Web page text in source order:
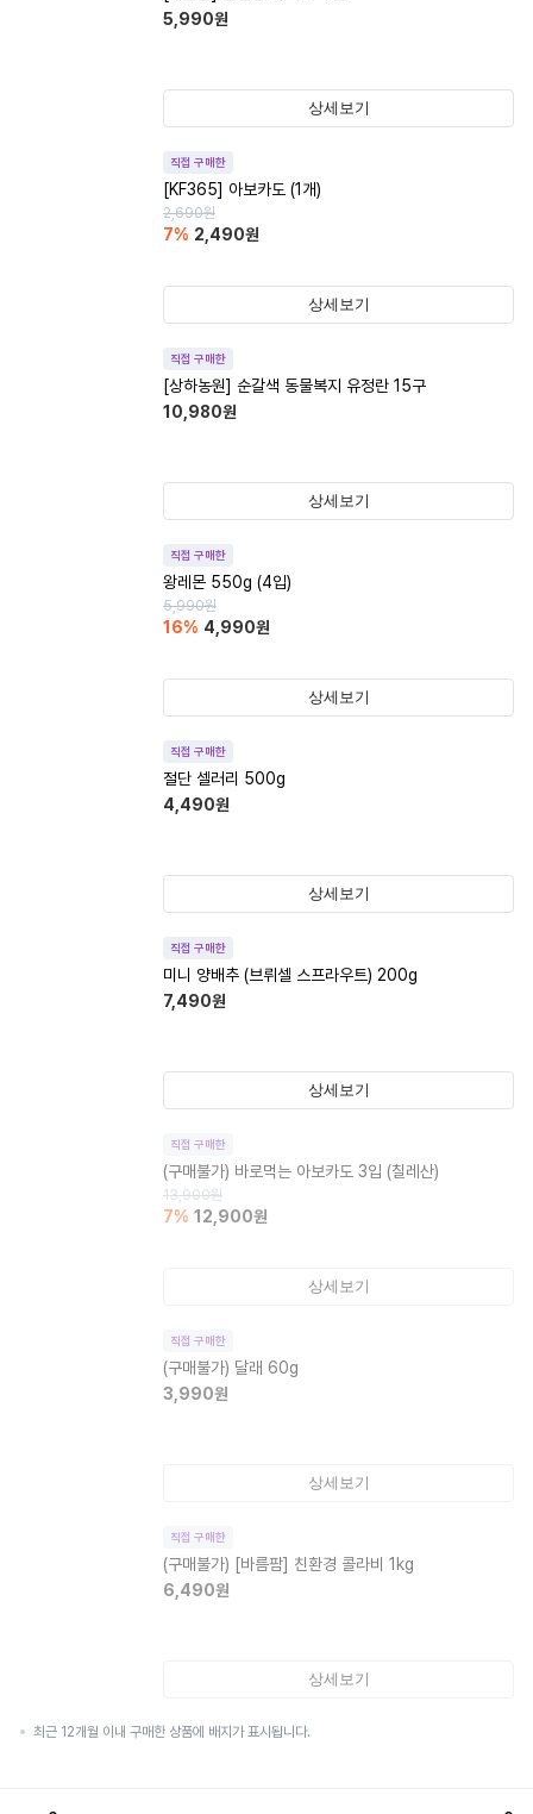
5,990원
상세보기
직접 구매한
[KF365] 아보카도 (1개)
2,690원
7% 2,490원
상세보기
직접 구매한
[상하농원] 순갈색 동물복지 유정란 15구
10,980원
상세보기
직접 구매한
왕레몬 550g (4입)
5,990원
16% 4,990원
상세보기
직접 구매한
절단 셀러리 500g
4,490원
상세보기
직접 구매한
미니 양배추 (브뤼셀 스프라우트) 200g
7,490원
상세보기
직접 구매한
(구매불가) 바로먹는 아보카도 3입 (칠레산)
13,900원
7% 12,900원
상세보기
직접 구매한
(구매불가) 달래 60g
3,990원
상세보기
직접 구매한
(구매불가) [바름팜] 친환경 콜라비 1kg
6,490원
상세보기
최근 12개월 이내 구매한 상품에 배지가 표시됩니다.